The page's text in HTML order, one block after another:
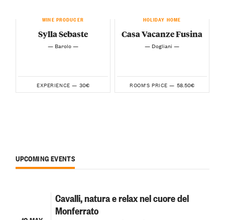
WINE PRODUCER
Sylla Sebaste
— Barolo —
EXPERIENCE — 30€
HOLIDAY HOME
Casa Vacanze Fusina
— Dogliani —
ROOM'S PRICE — 58.50€
UPCOMING EVENTS
Cavalli, natura e relax nel cuore del
Monferrato